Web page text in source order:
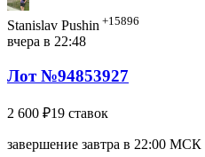
Stanislav Pushin +15896
вчера в 22:48
Лот №94853927
2 600 ₽19 ставок
завершение завтра в 22:00 МСК